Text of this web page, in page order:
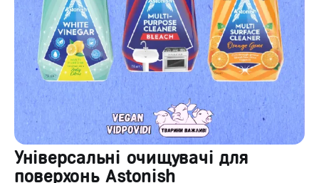
Універсальні очищувачі для
поверхонь Astonish